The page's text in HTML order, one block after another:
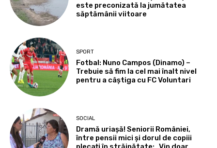
este preconizată la jumătatea
săptămânii viitoare
SPORT
Fotbal: Nuno Campos (Dinamo) –
Trebuie să fim la cel mai înalt nivel
pentru a câștiga cu FC Voluntari
SOCIAL
Dramă uriașă! Seniorii României,
între pensii mici și dorul de copiii